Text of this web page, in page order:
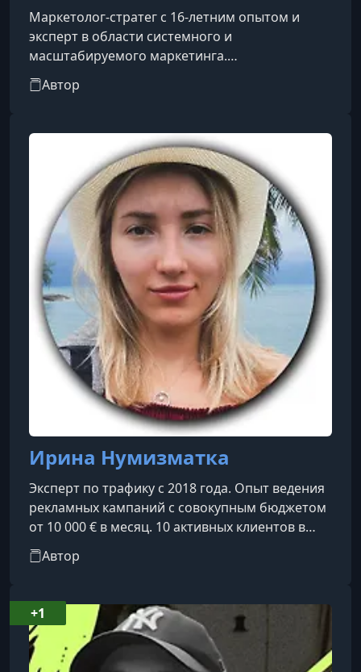
Маркетолог-стратег с 16-летним опытом и
эксперт в области системного и
масштабируемого маркетинга.
Специализируется на обучении маркетологов
(SMM, таргетинг, контекст, копирайтинг)
стратегическую работу с бизнесом.В разные
годы работал консультантом по
стратегическому маркетингу в Яндексе, где
взаимодействовал с ключевыми клиентами
компании. Консультировал Сбербанк и его
партнёров по построению маркетинг
Автор
Ирина Нумизматка
Эксперт по трафику с 2018 года. Опыт ведения
рекламных кампаний с совокупным бюджетом
от 10 000 € в месяц. 10 активных клиентов в
разных нишах. Заработок на трафике: 300–400
тыс. ₽/мес. Автор Telegram-канала о Telegram
Автор
+1